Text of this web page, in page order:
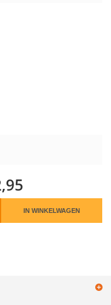
IN WINKELWAGEN